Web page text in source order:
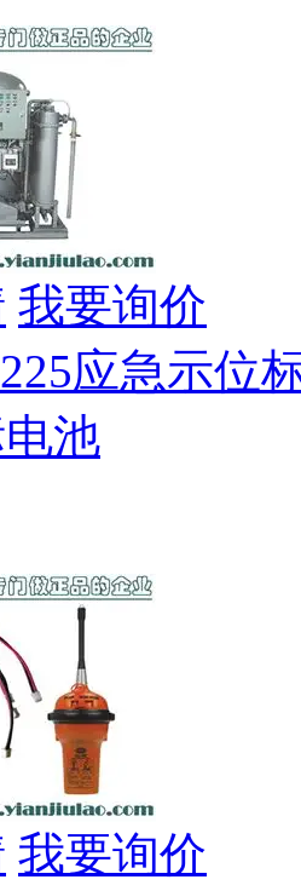
我要询价
应急示位
池
我要询价